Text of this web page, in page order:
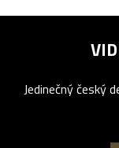
Jedinečný český